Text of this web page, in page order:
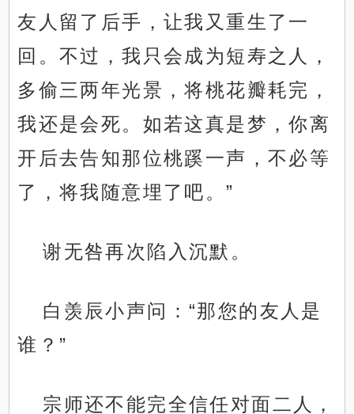
友人留了后手，让我又重生了一
回。不过，我只会成为短寿之人，
多偷三两年光景，将桃花瓣耗完，
我还是会死。如若这真是梦，你离
开后去告知那位桃蹊一声，不必等
了，将我随意埋了吧。”
谢无咎再次陷入沉默。
白羡辰小声问：“那您的友人是
谁？”
宗师还不能完全信任对面二人，